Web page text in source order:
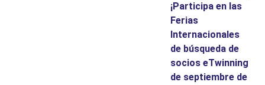
¡Participa en las
Ferias
Internacionales
de búsqueda de
socios eTwinning
de septiembre de